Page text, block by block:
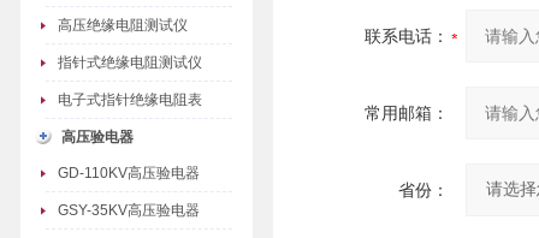
高压绝缘电阻测试仪
指针式绝缘电阻测试仪
电子式指针绝缘电阻表
高压验电器
GD-110KV高压验电器
GSY-35KV高压验电器
联系电话：
常用邮箱：
省份：